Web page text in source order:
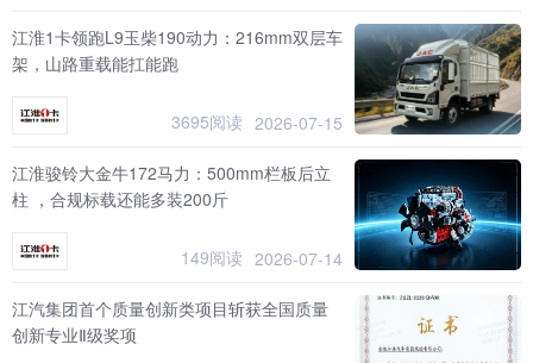
江淮1卡领跑L9玉柴190动力：216mm双层车
架，山路重载能扛能跑
3695阅读 2026-07-15
江淮骏铃大金牛172马力：500mm栏板后立
柱 ，合规标载还能多装200斤
149阅读 2026-07-14
江汽集团首个质量创新类项目斩获全国质量
创新专业Ⅱ级奖项